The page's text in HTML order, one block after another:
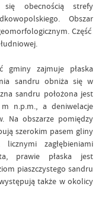
się obecnością strefy
Obszar
Część
gminy zajmuje płaska
sandru obniża się w
sandru położona jest
n.p.m., a deniwelacje
Na obszarze pomiędzy
szerokim pasem gliny
zagłębieniami
prawie płaska jest
piaszczystego sandru
także w okolicy